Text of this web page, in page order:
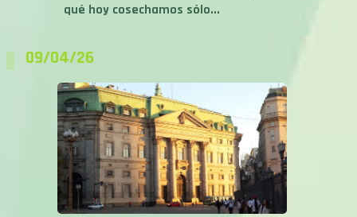
qué hoy cosechamos sólo...
09/04/26